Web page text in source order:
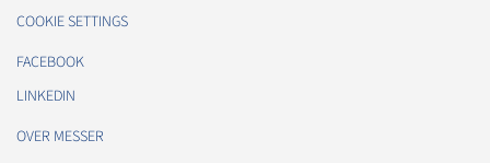
COOKIE SETTINGS
FACEBOOK
LINKEDIN
OVER MESSER